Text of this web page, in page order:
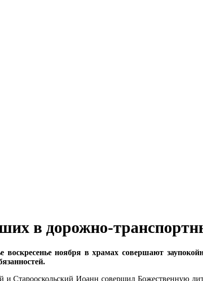
в дорожно-
ноября в храмах совершают
Старооскольский Иоанн совершил Божественную